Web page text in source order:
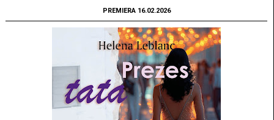
PREMIERA 16.02.2026